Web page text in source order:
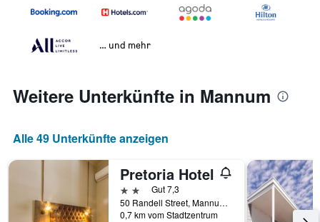
… und mehr
Weitere Unterkünfte in Mannum
Alle 49 Unterkünfte anzeigen
Pretoria Hotel
2 SterneGut 7,3
50 Randell Street, Mannum, SA, Australien
0,7 km vom Stadtzentrum